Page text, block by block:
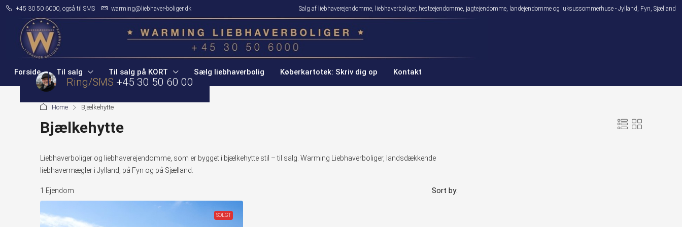
+45 30 50 6000, også til SMS warming@liebhaver-boliger.dk Salg af liebhaverejendomme, liebhaverboliger, hesteejendomme, jagtejendomme, landejendomme og luksussommerhuse - Jylland, Fyn, Sjælland
Ring/SMS +45 30 50 60 00
Forside Til salg Til salg på KORT Sælg liebhaverbolig Køberkartotek: Skriv dig op Kontakt
Home Bjælkehytte
Bjælkehytte
Liebhaverboliger og liebhaverejendomme, som er bygget i bjælkehytte stil – til salg. Warming Liebhaverboliger, landsdækkende
liebhavermægler i Jylland, på Fyn og på Sjælland.
1 Ejendom Sort by:
SOLGT